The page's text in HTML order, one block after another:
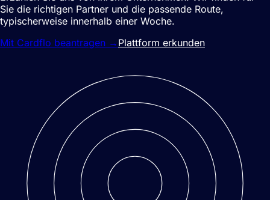
Sie die richtigen Partner und die passende Route,
typischerweise innerhalb einer Woche.
Mit Cardflo beantragen → Plattform erkunden